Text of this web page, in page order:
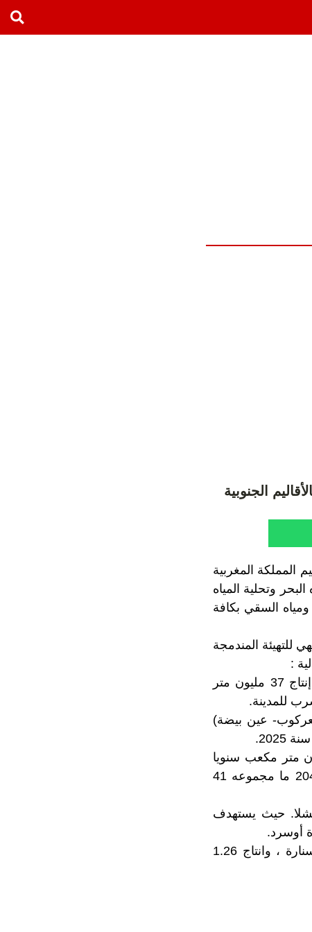
المملكة المغربية
وتحلية المياه
ومياه السقي بكافة
المندمجة
:
إنشاء محطة تحلية مياه البحر الداخلة: سيتم تشغيلها سنة 2025، وستمكن من إنتاج 37 مليون متر
العركوب- عين بيضة)
التحلية بالداخلة: زيادة القدرة الانتاجية للمحطة ب 14 مليون متر مكعب سنويا
ليصل حجم انتاجها في أفق سنة 2030 ما مجموعه 34 مليون م3، وفي أفق 2040 ما مجموعه 41
تيشلا. حيث يستهدف
توسيع محطة معالجة المياه الأجاجة بسيدي الخطاري : الهدف معالجة وحدة السنارة ، وانتاج 1.26